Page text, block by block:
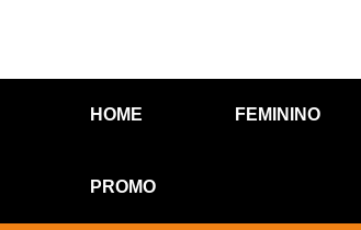
HOME FEMININO
PROMO